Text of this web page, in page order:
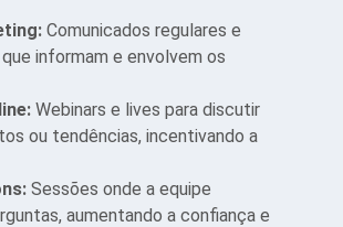
Comunicados regulares e
informam e envolvem os
Webinars e lives para discutir
ou tendências, incentivando a
Sessões onde a equipe
aumentando a confiança e